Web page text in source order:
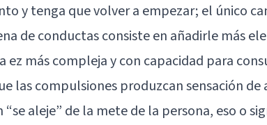
y tenga que volver a empezar; el único
de conductas consiste en añadirle más
ez más compleja y con capacidad para
las compulsiones produzcan sensación
“se aleje” de la mete de la persona, eso o